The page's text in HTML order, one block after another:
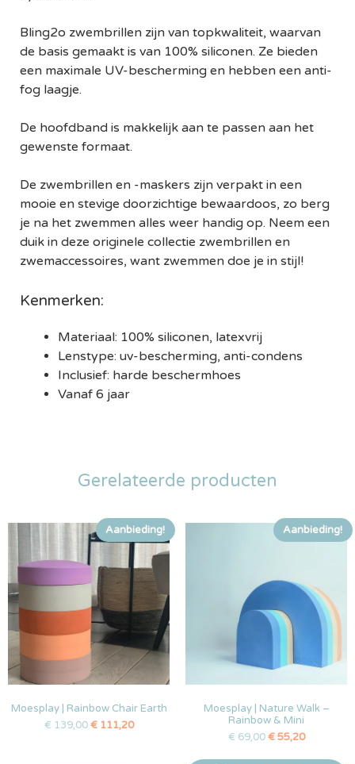
Bling2o zwembrillen zijn van topkwaliteit, waarvan
de basis gemaakt is van 100% siliconen. Ze bieden
een maximale UV-bescherming en hebben een anti-
fog laagje.
De hoofdband is makkelijk aan te passen aan het
gewenste formaat.
De zwembrillen en -maskers zijn verpakt in een
mooie en stevige doorzichtige bewaardoos, zo berg
je na het zwemmen alles weer handig op. Neem een
duik in deze originele collectie zwembrillen en
zwemaccessoires, want zwemmen doe je in stijl!
Kenmerken:
Materiaal: 100% siliconen, latexvrij
Lenstype: uv-bescherming, anti-condens
Inclusief: harde beschermhoes
Vanaf 6 jaar
Gerelateerde producten
Aanbieding!
Moesplay | Rainbow Chair Earth
€ 139,00 €111,20
Aanbieding!
Moesplay | Nature Walk –
Rainbow & Mini
€ 69,00 €55,20